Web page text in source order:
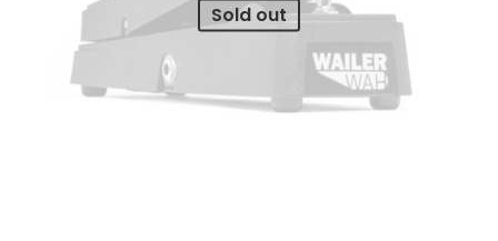
stars
2 of 5
stars
3 of 5
stars
5 of 5
stars
Sold out